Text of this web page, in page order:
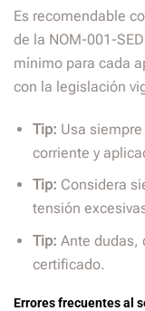
Es recomendable
de la NOM-001-
mínimo para cada
con la legislación
Tip: Usa
corriente y
Tip: Considera
tensión
Tip: Ante dudas,
certificado.
Errores frecuentes al